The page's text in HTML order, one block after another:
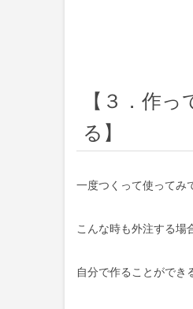
【３．作
る】
一度つくって使ってみ
こんな時も外注する場
自分で作ることができ